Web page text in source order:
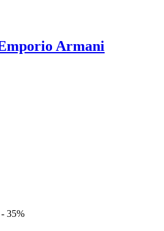
Armani
- 35%